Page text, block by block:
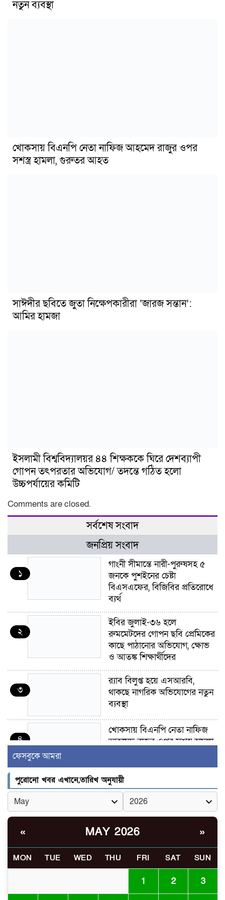
নতুন ব্যবস্থা
খোকসায় বিএনপি নেতা নাফিজ আহমেদ রাজুর ওপর
সশস্ত্র হামলা, গুরুতর আহত
সাঈদীর ছবিতে জুতা নিক্ষেপকারীরা ‘জারজ সন্তান’:
আমির হামজা
ইসলামী বিশ্ববিদ্যালয়র ৪৪ শিক্ষককে ঘিরে দেশব্যাপী
গোপন তৎপরতার অভিযোগ/ তদন্তে গঠিত হলো
উচ্চপর্যায়ের কমিটি
Comments are closed.
সর্বশেষ সংবাদ
জনপ্রিয় সংবাদ
১
গাংনী সীমান্তে নারী-পুরুষসহ ৫
জনকে পুশইনের চেষ্টা
বিএসএফের, বিজিবির প্রতিরোধে
ব্যর্থ
২
ইবির জুলাই-৩৬ হলে
রুমমেটদের গোপন ছবি প্রেমিকের
কাছে পাঠানোর অভিযোগ, ক্ষোভ
ও আতঙ্ক শিক্ষার্থীদের
৩
র‍্যাব বিলুপ্ত হয়ে এসআরবি,
থাকছে নাগরিক অভিযোগের নতুন
ব্যবস্থা
৪
খোকসায় বিএনপি নেতা নাফিজ
আহমেদ রাজুর ওপর সশস্ত্র হামলা,
৫
সাঈদীর ছবিতে জুতা
নিক্ষেপকারীরা ‘জারজ সন্তান’:
আমির হামজা
৬
ইসলামী বিশ্ববিদ্যালয়র ৪৪
তৎপরতার অভিযোগ/ তদন্তে
গঠিত হলো উচ্চপর্যায়ের কমিটি
৭
মাত্র ৯১ টন ভারতীয় মরিচেই
ফেসবুকে আমরা
পুরোনো খবর এখানে,তারিখ অনুযায়ী
« MAY 2026 »
MON TUE WED THU FRI SAT SUN
1 2 3